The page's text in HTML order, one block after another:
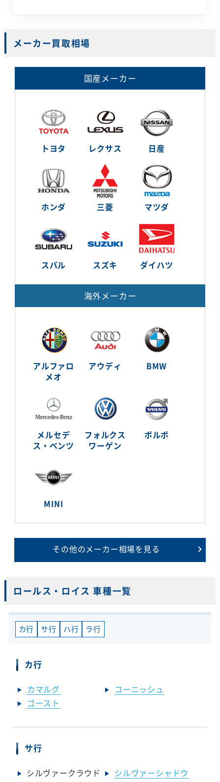
メーカー買取相場
国産メーカー
トヨタ レクサス 日産
ホンダ 三菱 マツダ
スバル スズキ ダイハツ
海外メーカー
アルファロ
メオ
アウディ BMW
メルセデ
ス・ベンツ
フォルクス
ワーゲン
ボルボ
MINI
その他のメーカー相場を見る
ロールス・ロイス 車種一覧
カ行 サ行 ハ行 ラ行
カ行
カマルグ
コーニッシュ
ゴースト
サ行
シルヴァークラウド
シルヴァーシャドウ